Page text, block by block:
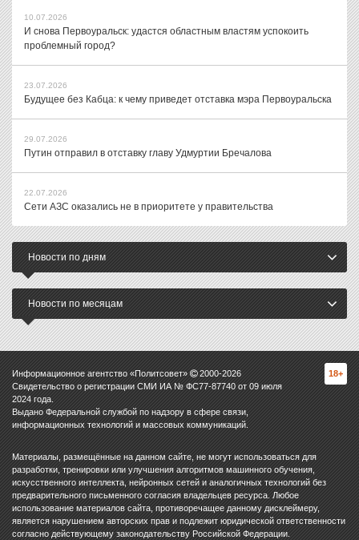
10.07.2026
И снова Первоуральск: удастся областным властям успокоить
проблемный город?
23.07.2026
Будущее без Кабца: к чему приведет отставка мэра Первоуральска
29.07.2026
Путин отправил в отставку главу Удмуртии Бречалова
22.07.2026
Сети АЗС оказались не в приоритете у правительства
Новости по дням
Новости по месяцам
Информационное агентство «Политсовет» 2000-2026
Свидетельство о регистрации СМИ ИА № ФС77-87740 от 09 июля
2024 года.
Выдано Федеральной службой по надзору в сфере связи,
информационных технологий и массовых коммуникаций.
18+
Материалы, размещённые на данном сайте, не могут использоваться для
разработки, тренировки или улучшения алгоритмов машинного обучения,
искусственного интеллекта, нейронных сетей и аналогичных технологий без
предварительного письменного согласия владельцев ресурса. Любое
использование материалов сайта, противоречащее данному дисклеймеру,
является нарушением авторских прав и подлежит юридической ответственности
согласно действующему законодательству Российской Федерации.